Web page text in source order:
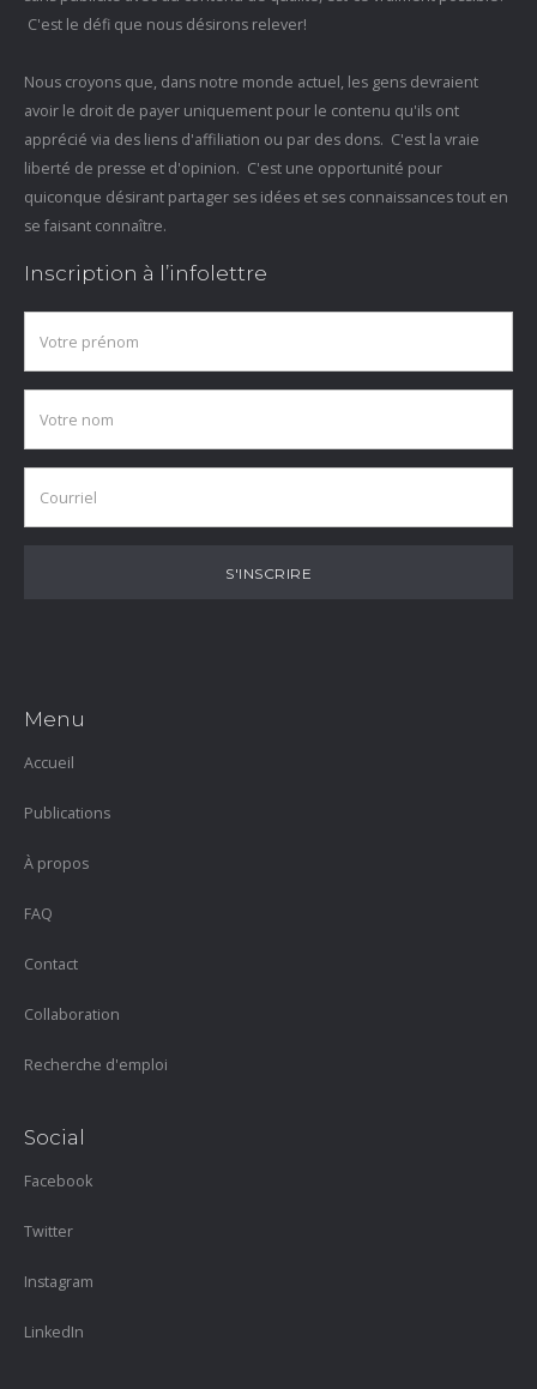
C'est le défi que nous désirons relever!
Nous croyons que, dans notre monde actuel, les gens devraient
avoir le droit de payer uniquement pour le contenu qu'ils ont
apprécié via des liens d'affiliation ou par des dons. C'est la vraie
liberté de presse et d'opinion. C'est une opportunité pour
quiconque désirant partager ses idées et ses connaissances tout en
se faisant connaître.
Inscription à l’infolettre
Menu
Accueil
Publications
À propos
FAQ
Contact
Collaboration
Recherche d'emploi
Social
Facebook
Twitter
Instagram
LinkedIn